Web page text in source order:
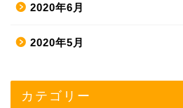
2020年6月
2020年5月
カテゴリー